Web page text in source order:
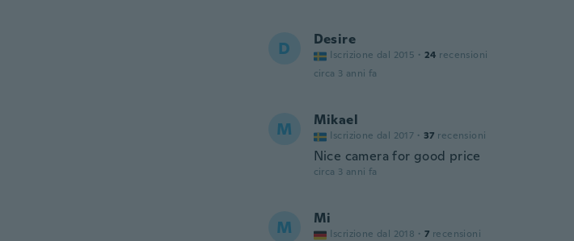
D Desire
Iscrizione dal 2015 · 24 recensioni
circa 3 anni fa
M Mikael
Iscrizione dal 2017 · 37 recensioni
Nice camera for good price
circa 3 anni fa
M Mi
Iscrizione dal 2018 · 7 recensioni